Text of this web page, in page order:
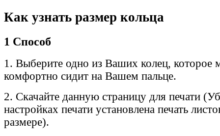
Как узнать размер кольца
1 Способ
1. Выберите одно из Ваших колец, которое
комфортно сидит на Вашем пальце.
2. Скачайте данную страницу для печати
настройках печати установлена печать
размере).